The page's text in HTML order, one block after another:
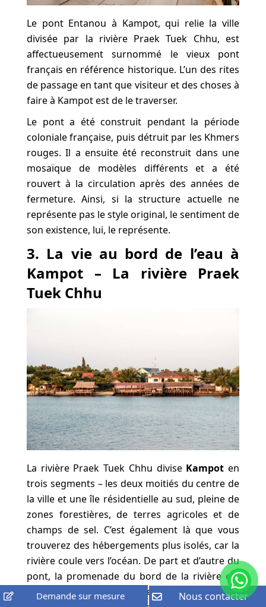
Le pont Entanou à Kampot, qui relie la ville
divisée par la rivière Praek Tuek Chhu, est
affectueusement surnommé le vieux pont
français en référence historique. L’un des rites
de passage en tant que visiteur et des choses à
faire à Kampot est de le traverser.
Le pont a été construit pendant la période
coloniale française, puis détruit par les Khmers
rouges. Il a ensuite été reconstruit dans une
mosaïque de modèles différents et a été
rouvert à la circulation après des années de
fermeture. Ainsi, si la structure actuelle ne
représente pas le style original, le sentiment de
son existence, lui, le représente.
3. La vie au bord de l’eau à
Kampot – La rivière Praek
Tuek Chhu
La rivière Praek Tuek Chhu divise Kampot en
trois segments – les deux moitiés du centre de
la ville et une île résidentielle au sud, pleine de
zones forestières, de terres agricoles et de
champs de sel. C’est également là que vous
trouverez des hébergements plus isolés, car la
rivière coule vers l’océan. De part et d’autre du
pont, la promenade du bord de la rivière est
l’endroit où vous trouverez un ensemble de
Demande sur mesure Nous contacter